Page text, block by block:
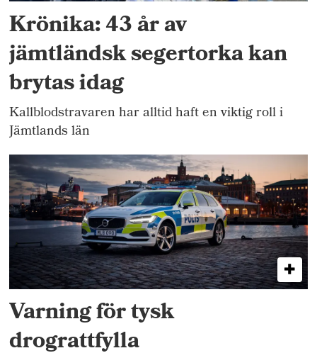
Krönika: 43 år av
jämtländsk segertorka kan
brytas idag
Kallblodstravaren har alltid haft en viktig roll i
Jämtlands län
Varning för tysk
drograttfylla